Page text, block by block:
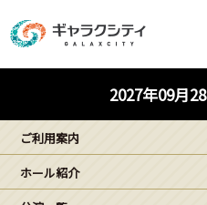
施設案内
西
文化
ギャラクシティとは
2027年09月
ご利用案内
ホール紹介